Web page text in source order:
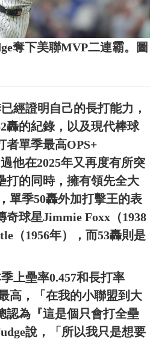
奪下美聯MVP二連霸。圖
經證明自己的長打能力，
轟的紀錄，以及現代棒球
者單季最高OPS+
他在2025年又再度有所突
打的同時，擁有領先全大
單季50轟外加打擊王的表
奇球星Jimmie Foxx（1938
（1956年），而53轟則是
上壘率0.457和長打率
高，「在我的小聯盟到大
認為『這是個只會打全壘
說，「所以我只是想要